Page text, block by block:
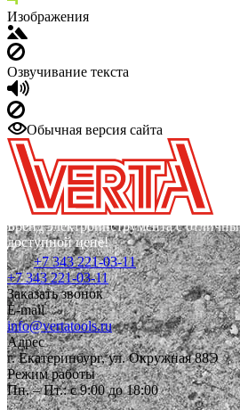
Изображения
Озвучивание текста
Обычная версия сайта
Бренд электроинструмента с
доступной цене!
+7 343 221-03-11
+7 343 221-03-11
Заказать звонок
E-mail
info@vertatools.ru
Адрес
г. Екатеринбург, ул. Окружная 88Э
Режим работы
Пн. – Пт.: с 9:00 до 18:00